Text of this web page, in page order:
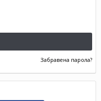
Забравена парола?